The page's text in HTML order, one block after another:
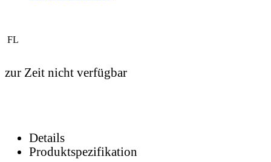
FL
zur Zeit nicht verfügbar
Details
Produktspezifikation